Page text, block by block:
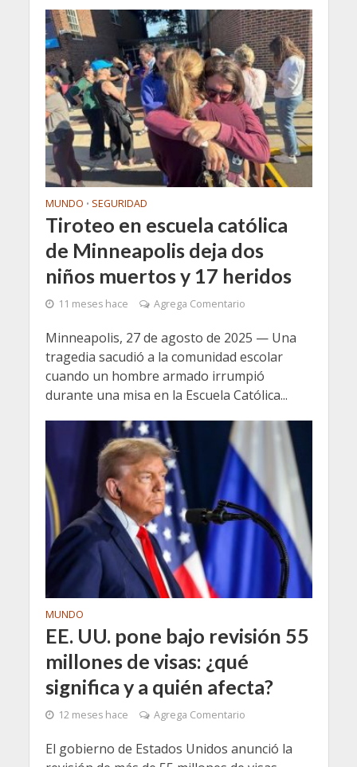
MUNDO • SEGURIDAD
Tiroteo en escuela católica
de Minneapolis deja dos
niños muertos y 17 heridos
11 meses hace Agrega Comentario
Minneapolis, 27 de agosto de 2025 — Una
tragedia sacudió a la comunidad escolar
cuando un hombre armado irrumpió
durante una misa en la Escuela Católica...
MUNDO
EE. UU. pone bajo revisión 55
millones de visas: ¿qué
significa y a quién afecta?
12 meses hace Agrega Comentario
El gobierno de Estados Unidos anunció la